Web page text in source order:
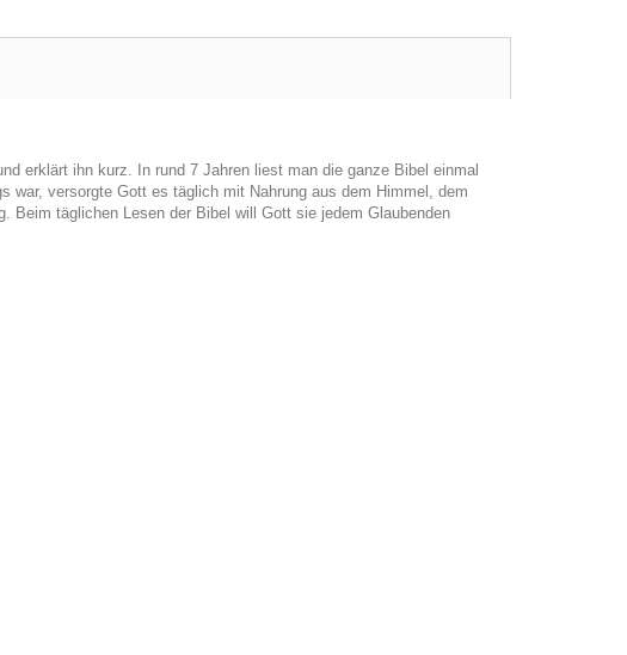
erklärt ihn kurz. In rund 7 Jahren liest man die ganze Bibel einmal
war, versorgte Gott es täglich mit Nahrung aus dem Himmel, dem
Beim täglichen Lesen der Bibel will Gott sie jedem Glaubenden